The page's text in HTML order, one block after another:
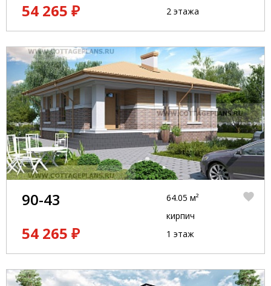
54 265 ₽
2 этажа
90-43
54 265 ₽
64.05 м²
кирпич
1 этаж